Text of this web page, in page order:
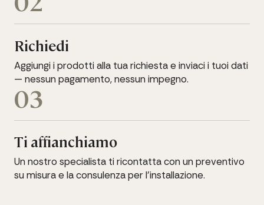
Richiedi
Aggiungi i prodotti alla tua richiesta e inviaci i tuoi dati
— nessun pagamento, nessun impegno.
03
Ti affianchiamo
Un nostro specialista ti ricontatta con un preventivo
su misura e la consulenza per l'installazione.